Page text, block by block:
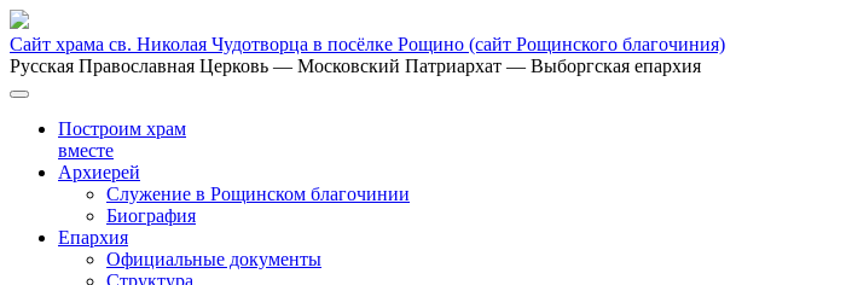
Сайт храма св. Николая Чудотворца в посёлке Рощино (сайт Рощинского благочиния)
Русская Православная Церковь — Московский Патриархат — Выборгская епархия
Построим храм
вместе
Архиерей
Служение в Рощинском благочинии
Биография
Епархия
Официальные документы
Структура